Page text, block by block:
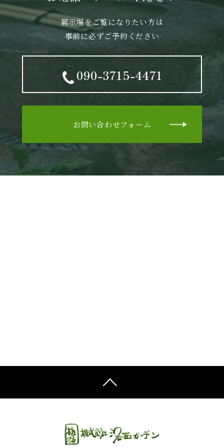
展示場をご覧になりたい方は
事前に必ずご予約ください
090-3715-4471
お問い合わせフォーム